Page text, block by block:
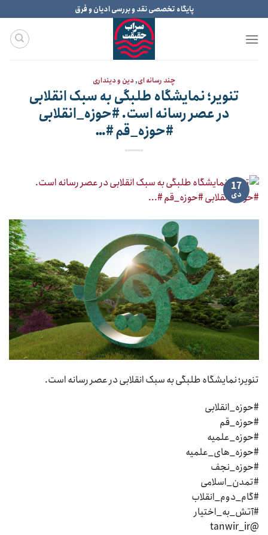
to
content
پایگاه تخصصی نقد و بررسی ادیان و فرق
چند رسانه ای,دین و دینداری
تنویر؛ نمایشگاه طلبگی به سبک انقلابی
در عصر رسانه است. #حوزه_انقلابی
#حوزه_قم #…
17
دی
تنویر؛ نمایشگاه طلبگی به سبک انقلابی در عصر رسانه است.
#حوزه_انقلابی
#حوزه_قم
#حوزه_علمیه
#حوزه_های_علمیه
#حوزه_نجف
#تمدن_اسلامی
#گام_دوم_انقلاب
#آتش_به_اختیار
@tanwir_ir